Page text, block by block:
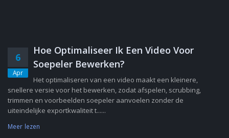
6
Apr
Hoe Optimaliseer Ik Een Video Voor
Soepeler Bewerken?
Het optimaliseren van een video maakt een kleinere,
snellere versie voor het bewerken, zodat afspelen, scrubbing,
trimmen en voorbeelden soepeler aanvoelen zonder de
uiteindelijke exportkwaliteit t......
Meer lezen